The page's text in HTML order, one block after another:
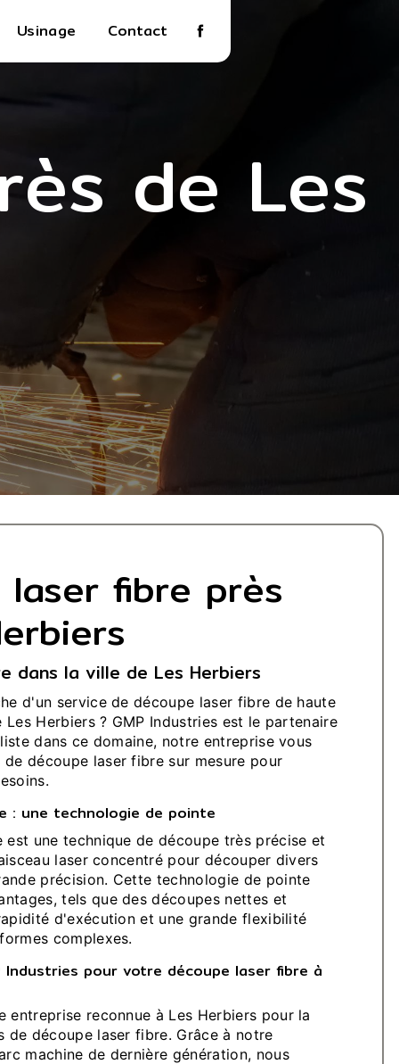
Usinage Contact
de Les
laser fibre près
dans la ville de Les Herbiers
d'un service de découpe laser fibre de haute
Herbiers ? GMP Industries est le partenaire
dans ce domaine, notre entreprise vous
découpe laser fibre sur mesure pour
: une technologie de pointe
est une technique de découpe très précise et
laser concentré pour découper divers
précision. Cette technologie de pointe
tels que des découpes nettes et
d'exécution et une grande flexibilité
complexes.
Industries pour votre découpe laser fibre à
entreprise reconnue à Les Herbiers pour la
de découpe laser fibre. Grâce à notre
machine de dernière génération, nous